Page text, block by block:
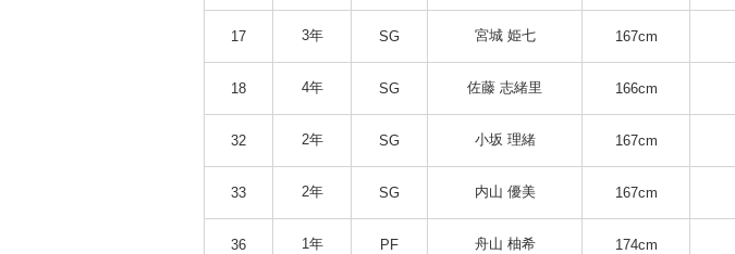
17 3年 SG 宮城 姫七 167cm
18 4年 SG 佐藤 志緒里 166cm
32 2年 SG 小坂 理緒 167cm
33 2年 SG 内山 優美 167cm
36 1年 PF 舟山 柚希 174cm